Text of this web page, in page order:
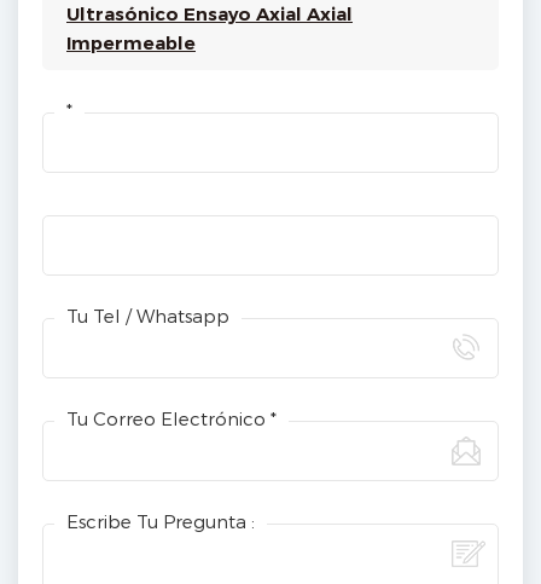
Ultrasónico Ensayo Axial Axial
Impermeable
*
Tu Tel / Whatsapp
Tu Correo Electrónico *
Escribe Tu Pregunta :